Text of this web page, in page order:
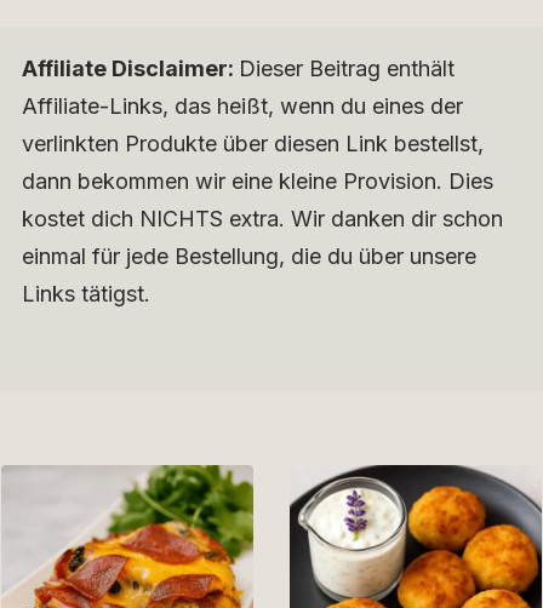
Affiliate Disclaimer: Dieser Beitrag enthält
Affiliate-Links, das heißt, wenn du eines der
verlinkten Produkte über diesen Link bestellst,
dann bekommen wir eine kleine Provision. Dies
kostet dich NICHTS extra. Wir danken dir schon
einmal für jede Bestellung, die du über unsere
Links tätigst.